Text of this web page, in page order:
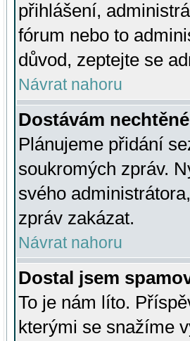
přihlášení,
fórum nebo to
důvod, zeptejte se
Návrat nahoru
Dostávám
Plánujeme přidání
soukromých zpráv.
svého
zpráv zakázat.
Návrat nahoru
Dostal jsem
To je nám líto.
kterými se snažíme